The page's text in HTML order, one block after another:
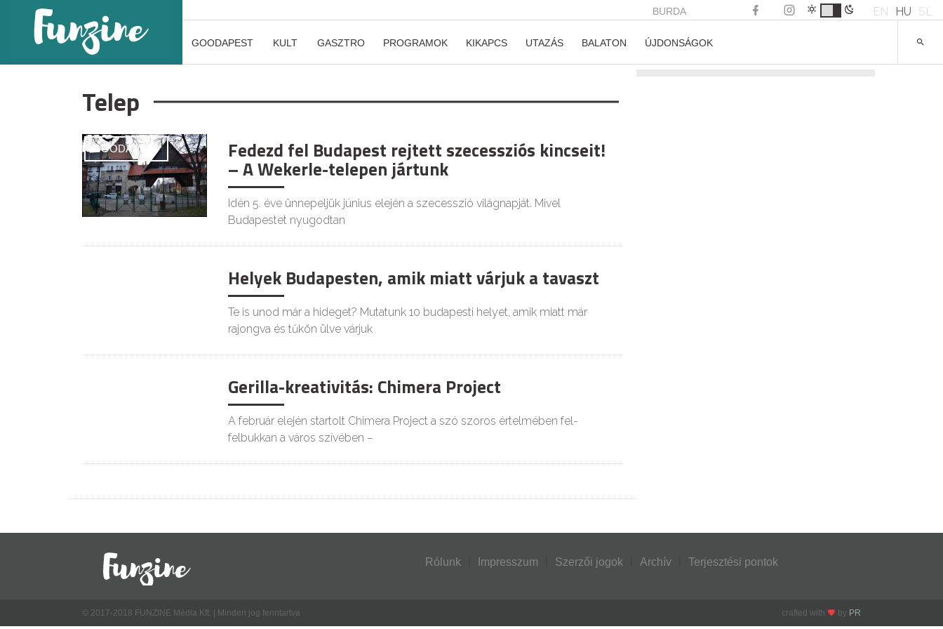
BURDA EN HU SL
GOODAPEST KULT GASZTRO PROGRAMOK KIKAPCS UTAZÁS BALATON ÚJDONSÁGOK
Telep
GOODAPEST Fedezd fel Budapest rejtett szecessziós kincseit!
– A Wekerle-telepen jártunk
Idén 5. éve ünnepeljük június elején a szecesszió világnapját. Mivel
Budapestet nyugodtan
Helyek Budapesten, amik miatt várjuk a tavaszt
Te is unod már a hideget? Mutatunk 10 budapesti helyet, amik miatt már
rajongva és tűkön ülve várjuk
Gerilla-kreativitás: Chimera Project
A február elején startolt Chimera Project a szó szoros értelmében fel-
felbukkan a város szívében –
Rólunk Impresszum Szerzői jogok Archív Terjesztési pontok
© 2017-2018 FUNZINE Média Kft. | Minden jog fenntartva crafted with by PR